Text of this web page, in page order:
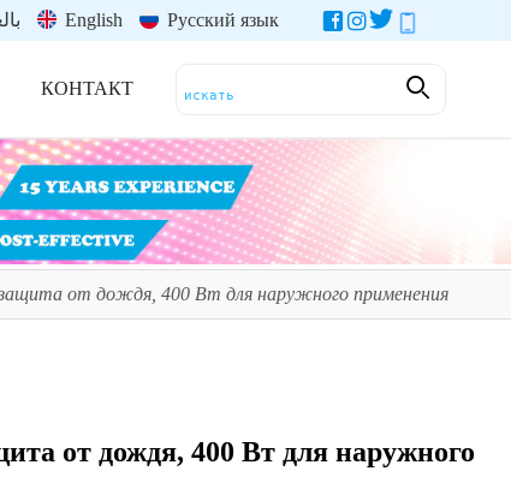
English Русский язык
КОНТАКТ
от дождя, 400 Вт для наружного применения
от дождя, 400 Вт для наружного